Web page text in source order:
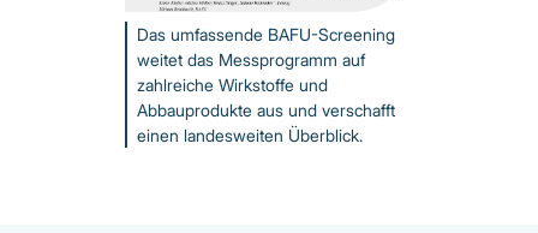
Das umfassende BAFU-Screening
weitet das Messprogramm auf
zahlreiche Wirkstoffe und
Abbauprodukte aus und verschafft
einen landesweiten Überblick.